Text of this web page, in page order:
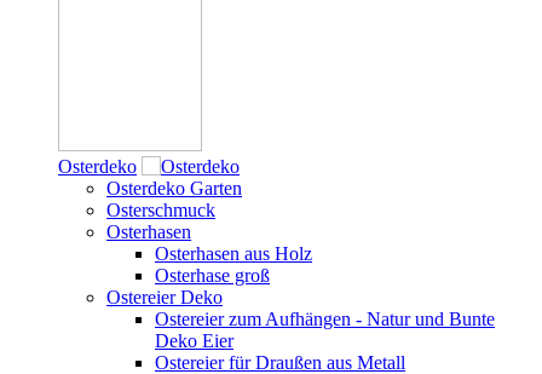
Osterdeko
Osterdeko Garten
Osterschmuck
Osterhasen
Osterhasen aus Holz
Osterhase groß
Ostereier Deko
Ostereier zum Aufhängen - Natur und Bunte
Deko Eier
Ostereier für Draußen aus Metall